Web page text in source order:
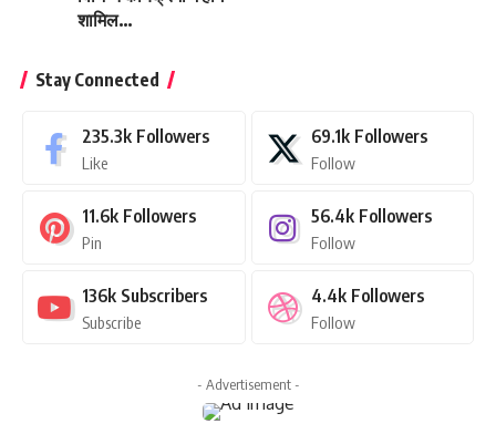
शामिल…
Stay Connected
235.3k Followers
Like
69.1k Followers
Follow
11.6k Followers
Pin
56.4k Followers
Follow
136k Subscribers
Subscribe
4.4k Followers
Follow
- Advertisement -